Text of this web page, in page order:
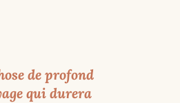
de profond
qui durera